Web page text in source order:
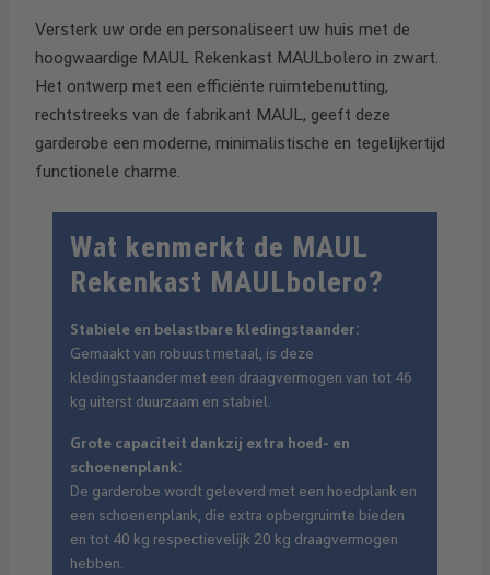
Versterk uw orde en personaliseert uw huis met de
hoogwaardige MAUL Rekenkast MAULbolero in zwart.
Het ontwerp met een efficiënte ruimtebenutting,
rechtstreeks van de fabrikant MAUL, geeft deze
garderobe een moderne, minimalistische en tegelijkertijd
functionele charme.
Wat kenmerkt de MAUL
Rekenkast MAULbolero?
Stabiele en belastbare kledingstaander:
Gemaakt van robuust metaal, is deze
kledingstaander met een draagvermogen van tot 46
kg uiterst duurzaam en stabiel.
Grote capaciteit dankzij extra hoed- en
schoenenplank:
De garderobe wordt geleverd met een hoedplank en
een schoenenplank, die extra opbergruimte bieden
en tot 40 kg respectievelijk 20 kg draagvermogen
hebben.